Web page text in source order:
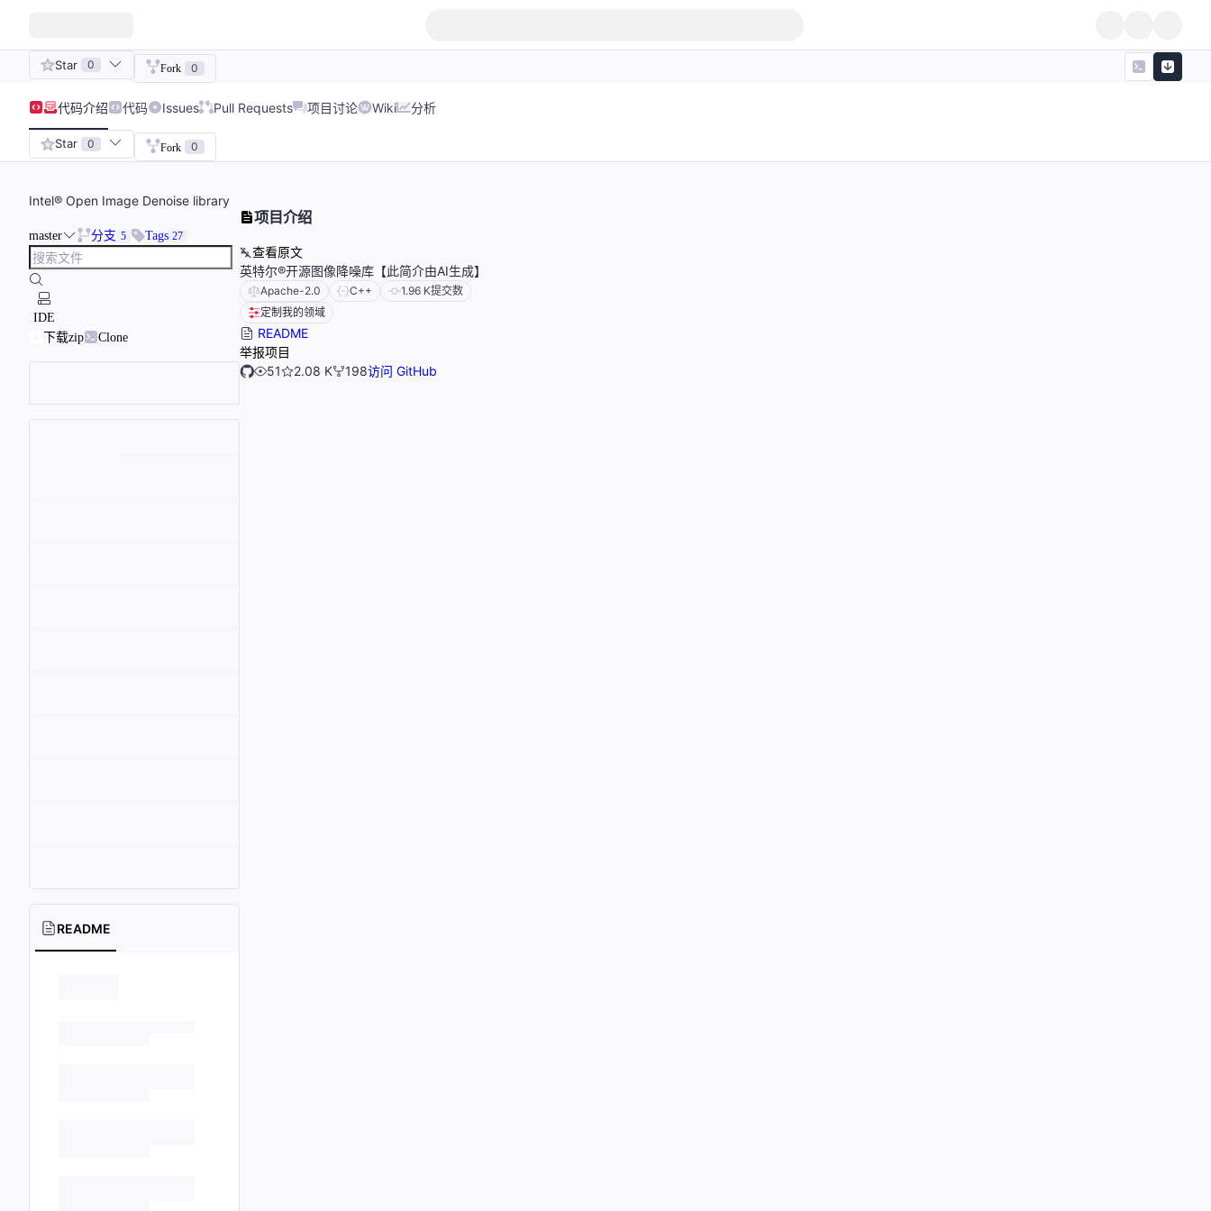
Star 0 Fork 0
代码介绍 代码 Issues Pull Requests 项目讨论 Wiki 分析
Star 0 Fork 0
Intel® Open Image Denoise library
master 分支 5 Tags 27
IDE
下载zip
Clone
README
项目介绍
查看原文
英特尔®开源图像降噪库【此简介由AI生成】
Apache-2.0 C++ 1.96 K提交数
定制我的领域
README
举报项目
51
2.08 K 198访问 GitHub